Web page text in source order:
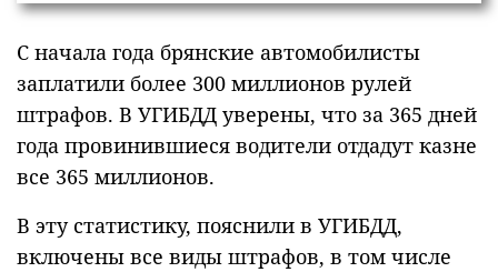
С начала года брянские автомобилисты
заплатили более 300 миллионов рулей
штрафов. В УГИБДД уверены, что за 365 дней
года провинившиеся водители отдадут казне
все 365 миллионов.
В эту статистику, пояснили в УГИБДД,
включены все виды штрафов, в том числе